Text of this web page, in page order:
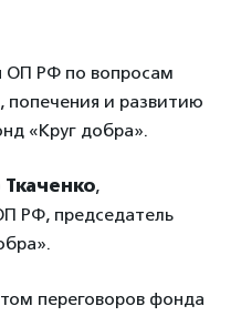
ОП РФ по вопросам
попечения и развитию
«Круг добра».
,
РФ, председатель
переговоров фонда